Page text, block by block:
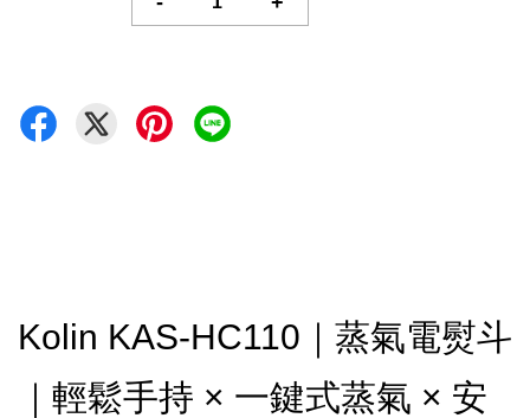
Kolin KAS-HC110｜蒸氣電熨斗
｜輕鬆手持 × 一鍵式蒸氣 × 安